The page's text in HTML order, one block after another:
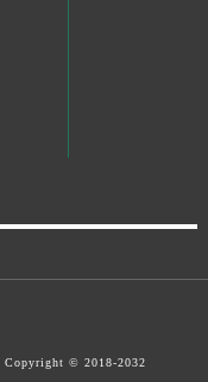
Copyright © 2018-2032